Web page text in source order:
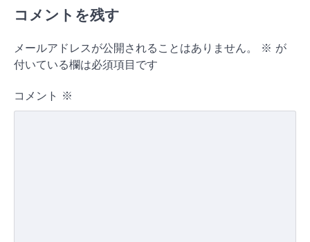
ビ
ー
シ
ョ
コメントを残す
メールアドレスが公開されることはありません。 ※ が
付いている欄は必須項目です
コメント ※